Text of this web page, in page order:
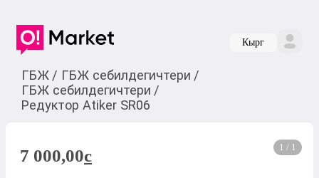
Кырг
ГБЖ / ГБЖ себилдегичтери /
ГБЖ себилдегичтери /
Редуктор Atiker SR06
1 / 1
7 000,00c